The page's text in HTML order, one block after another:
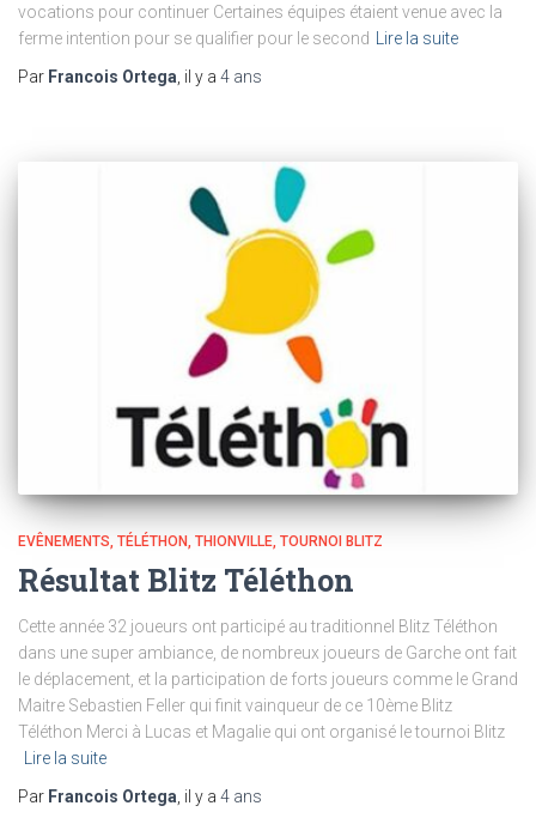
vocations pour continuer Certaines équipes étaient venue avec la
ferme intention pour se qualifier pour le second Lire la suite
Par Francois Ortega , il y a 4 ans
EVÊNEMENTS TÉLÉTHON THIONVILLE TOURNOI BLITZ
Résultat Blitz Téléthon
Cette année 32 joueurs ont participé au traditionnel Blitz Téléthon
dans une super ambiance, de nombreux joueurs de Garche ont fait
le déplacement, et la participation de forts joueurs comme le Grand
Maitre Sebastien Feller qui finit vainqueur de ce 10ème Blitz
Téléthon Merci à Lucas et Magalie qui ont organisé le tournoi Blitz
Lire la suite
Par Francois Ortega, il y a 4 ans